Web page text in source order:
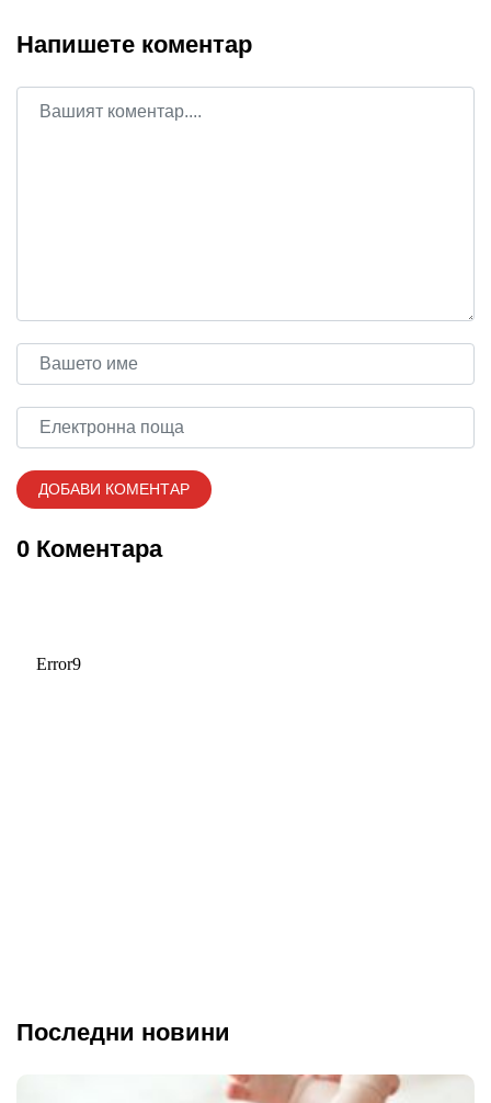
Напишете коментар
0 Коментара
Последни новини